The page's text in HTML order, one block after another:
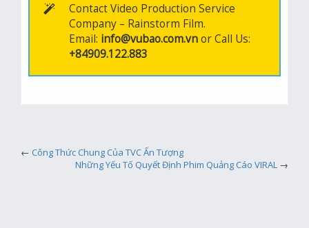
Contact Video Production Service
Company – Rainstorm Film.
Email: info@vubao.com.vnor Call Us:
+84909.122.883
← Công Thức Chung Của TVC Ấn Tượng
Những Yếu Tố Quyết Định Phim Quảng Cáo VIRAL →